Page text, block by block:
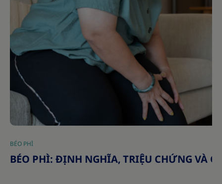
BÉO PHÌ
BÉO PHÌ: ĐỊNH NGHĨA, TRIỆU CHỨNG VÀ